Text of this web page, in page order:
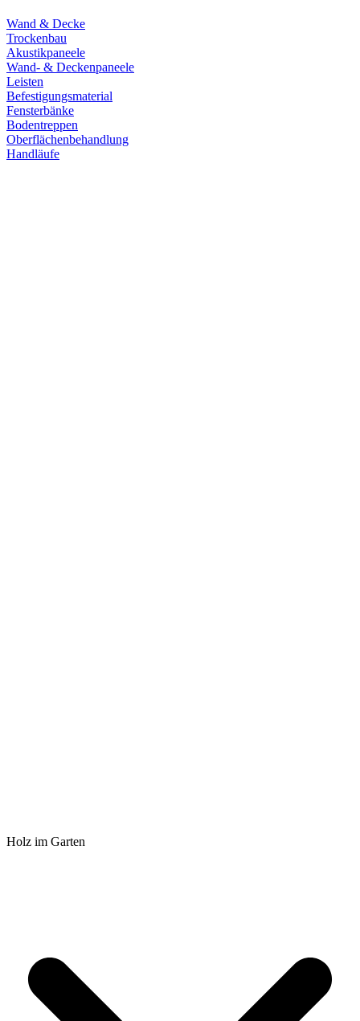
Wand & Decke
Trockenbau
Akustikpaneele
Wand- & Deckenpaneele
Leisten
Befestigungsmaterial
Fensterbänke
Bodentreppen
Oberflächenbehandlung
Handläufe
Holz im Garten